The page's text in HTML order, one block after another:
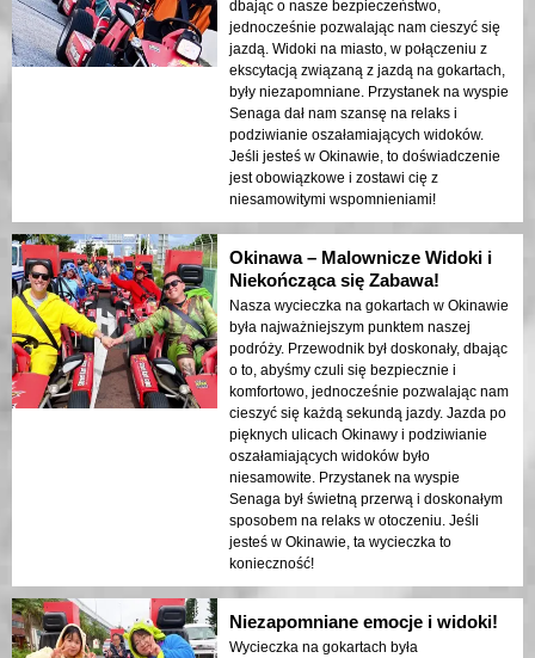
dbając o nasze bezpieczeństwo,
jednocześnie pozwalając nam cieszyć się
jazdą. Widoki na miasto, w połączeniu z
ekscytacją związaną z jazdą na gokartach,
były niezapomniane. Przystanek na wyspie
Senaga dał nam szansę na relaks i
podziwianie oszałamiających widoków.
Jeśli jesteś w Okinawie, to doświadczenie
jest obowiązkowe i zostawi cię z
niesamowitymi wspomnieniami!
Okinawa – Malownicze Widoki i
Niekończąca się Zabawa!
Nasza wycieczka na gokartach w Okinawie
była najważniejszym punktem naszej
podróży. Przewodnik był doskonały, dbając
o to, abyśmy czuli się bezpiecznie i
komfortowo, jednocześnie pozwalając nam
cieszyć się każdą sekundą jazdy. Jazda po
pięknych ulicach Okinawy i podziwianie
oszałamiających widoków było
niesamowite. Przystanek na wyspie
Senaga był świetną przerwą i doskonałym
sposobem na relaks w otoczeniu. Jeśli
jesteś w Okinawie, ta wycieczka to
konieczność!
Niezapomniane emocje i widoki!
Wycieczka na gokartach była